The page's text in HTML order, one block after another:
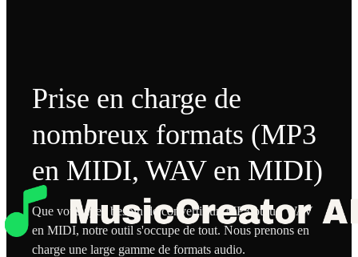
Prise en charge de
nombreux formats (MP3
en MIDI, WAV en MIDI)
Que vous ayez besoin de convertir un MP3 ou un WAV
en MIDI, notre outil s'occupe de tout. Nous prenons en
charge une large gamme de formats audio.